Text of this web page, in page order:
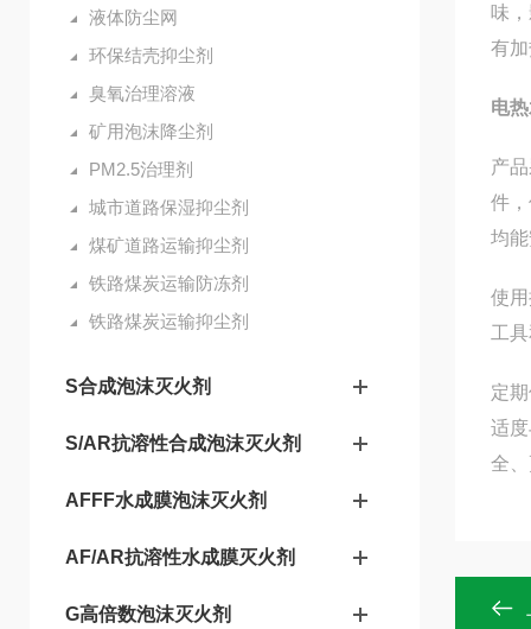
液体防尘网
环保结壳抑尘剂
臭氧治理溶液
矿用泡沫降尘剂
PM2.5治理剂
城市道路保湿抑尘剂
煤矿道路运输抑尘剂
铁路煤炭运输防冻剂
铁路煤炭运输抑尘剂
S合成泡沫灭火剂
S/AR抗溶性合成泡沫灭火剂
AFFF水成膜泡沫灭火剂
AF/AR抗溶性水成膜灭火剂
G高倍数泡沫灭火剂
味
有
电
产
件
均
使
工
定
适
全